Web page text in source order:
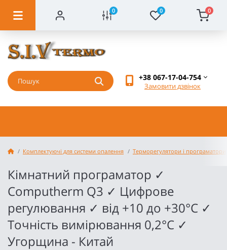
0 0 0
+38 067-17-04-754
Замовити дзвінок
Комплектуючі для системи опалення Терморегулятори і програматори
Кімнатний програматор ✓
Computherm Q3 ✓ Цифрове
регулювання ✓ від +10 до +30°C ✓
Точність вимірювання 0,2°C ✓
Угорщина - Китай